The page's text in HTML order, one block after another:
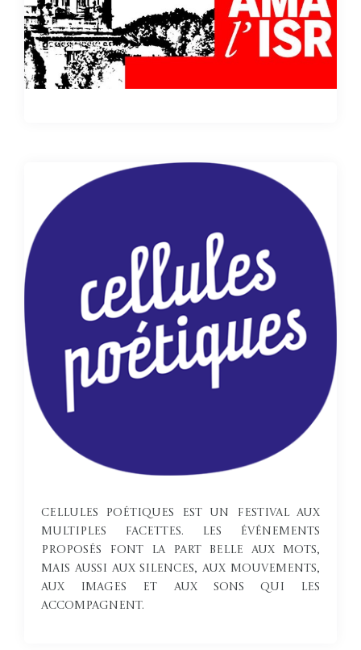
Cellules poétiques est un festival aux
multiples facettes. Les événements
proposés font la part belle aux mots,
mais aussi aux silences, aux mouvements,
aux images et aux sons qui les
accompagnent.